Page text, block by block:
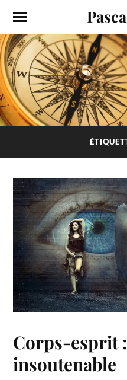
Corps-esprit
insoutenable